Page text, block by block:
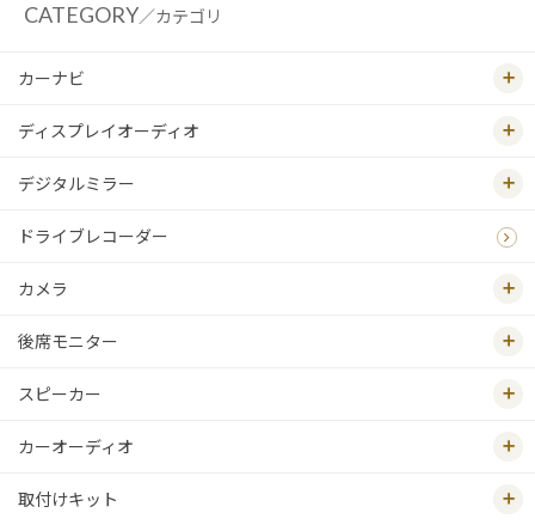
CATEGORY／カテゴリ
カーナビ
ディスプレイオーディオ
デジタルミラー
ドライブレコーダー
カメラ
後席モニター
スピーカー
カーオーディオ
取付けキット